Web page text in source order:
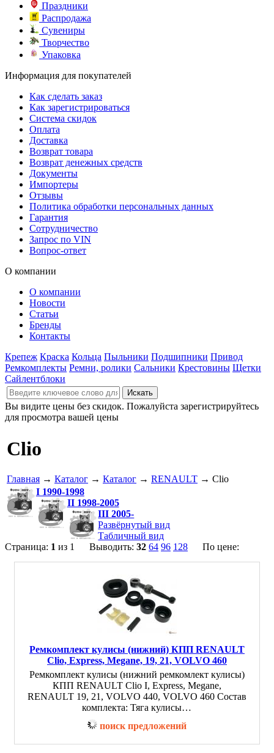
Праздники
Распродажа
Сувениры
Творчество
Упаковка
Информация для покупателей
Как сделать заказ
Как зарегистрироваться
Система скидок
Оплата
Доставка
Возврат товара
Возврат денежных средств
Документы
Импортеры
Отзывы
Политика обработки персональных данных
Гарантия
Сотрудничество
Запрос по VIN
Вопрос-ответ
О компании
О компании
Новости
Статьи
Бренды
Контакты
Крепеж Краска Кольца Пыльники Подшипники Привод
Ремкомплекты Ремни, ролики Сальники Крестовины Щетки
Сайлентблоки
Вы видите цены без скидок. Пожалуйста зарегистрируйтесь
для просмотра вашей цены
Clio
Главная → Каталог → Каталог → RENAULT → Clio
I 1990-1998
II 1998-2005
III 2005-
Развёрнутый вид
Табличный вид
Страница: 1 из 1 Выводить: 32 64 96 128 По цене:
Ремкомплект кулисы (нижний) КПП RENAULT
Clio, Express, Megane, 19, 21, VOLVO 460
Ремкомплект кулисы (нижний ремкомлект кулисы)
КПП RENAULT Clio I, Express, Megane,
RENAULT 19, 21, VOLVO 440, VOLVO 460 Состав
комплекта: Тяга кулисы…
поиск предложений